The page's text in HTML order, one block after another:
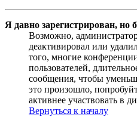
Я давно зарегистрирован, но
Возможно,
деактивировал или
того, многие
пользователей,
сообщения, чтобы
это произошло,
активнее участвовать в
Вернуться к началу